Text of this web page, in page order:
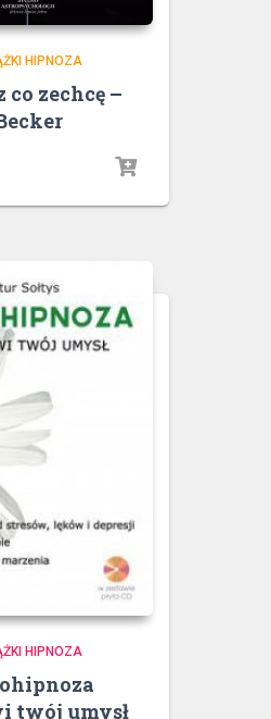
HIPNOZA
co zechcę –
HIPNOZA
twój umysł